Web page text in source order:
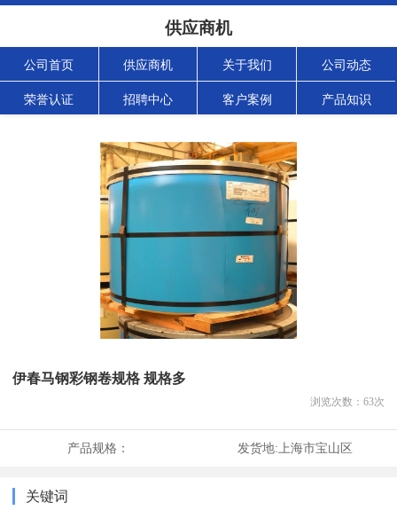
供应商机
公司首页 供应商机 关于我们 公司动态
荣誉认证 招聘中心 客户案例 产品知识
伊春马钢彩钢卷规格 规格多
浏览次数： 63次
产品规格： 发货地: 上海市宝山区
关键词